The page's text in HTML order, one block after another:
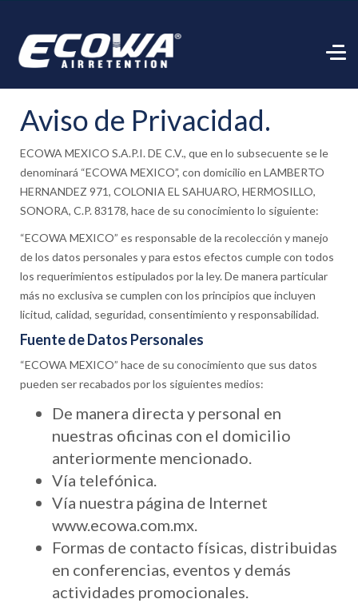
Aviso de Privacidad.
ECOWA MEXICO S.A.P.I. DE C.V., que en lo subsecuente se le
denominará “ECOWA MEXICO”, con domicilio en LAMBERTO
HERNANDEZ 971, COLONIA EL SAHUARO, HERMOSILLO,
SONORA, C.P. 83178, hace de su conocimiento lo siguiente:
“ECOWA MEXICO” es responsable de la recolección y manejo
de los datos personales y para estos efectos cumple con todos
los requerimientos estipulados por la ley. De manera particular
más no exclusiva se cumplen con los principios que incluyen
licitud, calidad, seguridad, consentimiento y responsabilidad.
Fuente de Datos Personales
“ECOWA MEXICO” hace de su conocimiento que sus datos
pueden ser recabados por los siguientes medios:
De manera directa y personal en
nuestras oficinas con el domicilio
anteriormente mencionado.
Vía telefónica.
Vía nuestra página de Internet
www.ecowa.com.mx.
Formas de contacto físicas, distribuidas
en conferencias, eventos y demás
actividades promocionales.